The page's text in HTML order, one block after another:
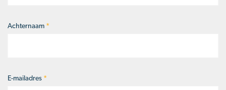
Achternaam *
E-mailadres *